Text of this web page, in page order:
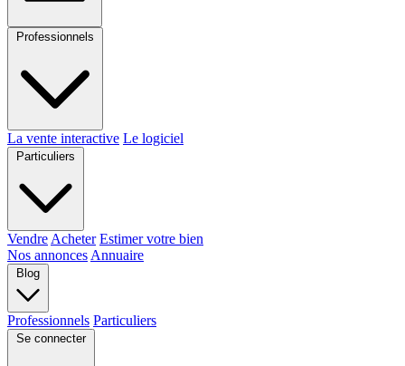
Professionnels
La vente interactive Le logiciel
Particuliers
Vendre Acheter Estimer votre bien
Nos annonces Annuaire
Blog
Professionnels Particuliers
Se connecter